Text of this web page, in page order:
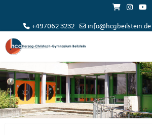
+497062 3232 info@hcgbeilstein.de